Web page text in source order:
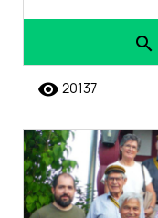
search
remove_red_eye 20137